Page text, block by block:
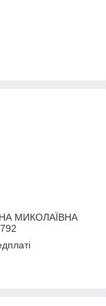
МИКОЛАЇВНА